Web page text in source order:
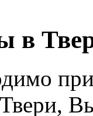
в